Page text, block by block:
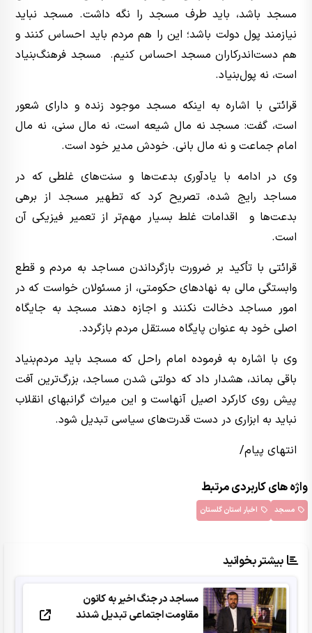
مسجد باشد، باید طرف مسجد را نگه داشت. مسجد نباید
نیازمند پول دولت باشد؛ این را هم مردم باید احساس کنند و
هم دست‌اندرکاران مسجد احساس کنیم. مسجد فرهنگ‌بنیاد
است، نه پول‌بنیاد.
قرائتی با اشاره به اینکه مسجد موجود زنده و دارای شعور
است، گفت: مسجد نه مال شیعه است، نه مال سنی، نه مال
امام جماعت و نه مال بانی. خودش مدیر خود است.
وی در ادامه با یادآوری بدعت‌ها و سنت‌های غلطی که در
مساجد رایج شده، تصریح کرد که تطهیر مسجد از برهی
بدعت‌ها و اقدامات غلط بسیار مهم‌تر از تعمیر فیزیکی آن
است.
قرائتی با تأکید بر ضرورت بازگرداندن مساجد به مردم و قطع
وابستگی مالی به نهادهای حکومتی، از مسئولان خواست که در
امور مساجد دخالت نکنند و اجازه دهند مسجد به جایگاه
اصلی خود به عنوان پایگاه مستقل مردم بازگردد.
وی با اشاره به فرموده امام راحل که مسجد باید مردم‌بنیاد
باقی بماند، هشدار داد که دولتی شدن مساجد، بزرگ‌ترین آفت
پیش روی کارکرد اصیل آنهاست و این میراث گرانبهای انقلاب
نباید به ابزاری در دست قدرت‌های سیاسی تبدیل شود.
انتهای پیام/
واژه های کاربردی مرتبط
مسجد اخبار استان گلستان
بیشتر بخوانید
مساجد در جنگ اخیر به کانون
مقاومت اجتماعی تبدیل شدند